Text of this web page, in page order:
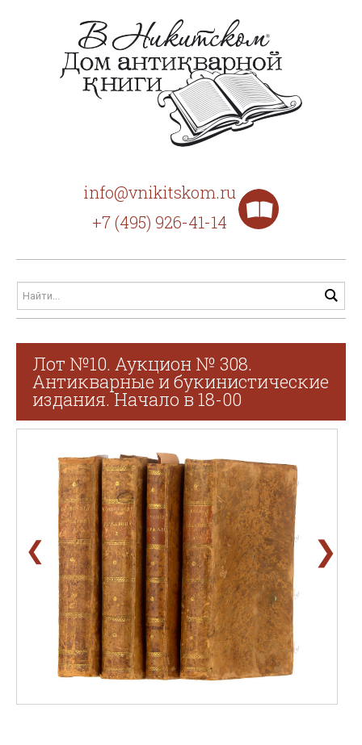
info@vnikitskom.ru
+7 (495) 926-41-14
Лот №10. Аукцион № 308.
Антикварные и букинистические
издания. Начало в 18-00
❮ ❯